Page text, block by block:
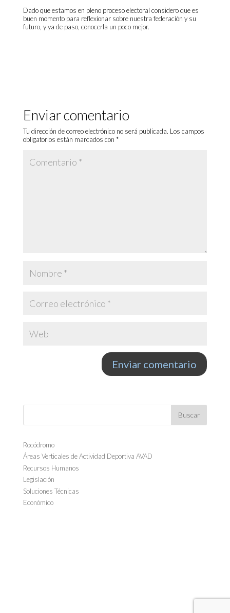
Dado que estamos en pleno proceso electoral considero que es
buen momento para reflexionar sobre nuestra federación y su
futuro, y ya de paso, conocerla un poco mejor.
Enviar comentario
Tu dirección de correo electrónico no será publicada. Los campos
obligatorios están marcados con *
Rocódromo
Áreas Verticales de Actividad Deportiva AVAD
Recursos Humanos
Legislación
Soluciones Técnicas
Económico